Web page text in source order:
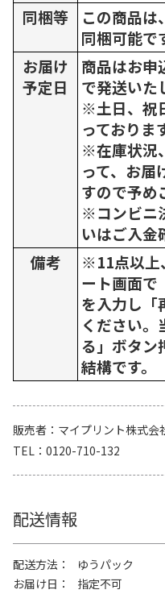
同梱等
この商品は、
同梱可能で
お届け
予定日
商品はお申
で発送いた
※土日、祝
っておりま
※在庫状況
って、お届
すので予め
※コンビニ
いはご入金
備考
※11点以上
ート画面で
を入力し「
ください。
る」ボタン
結構です。
販売者
マイプリント株式会
TEL
0120-710-132
配送情報
配送方法
ゆうパック
お届け日
指定不可